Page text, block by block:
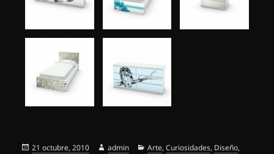
Publicado
21 octubre, 2010 Autor
admin Categorías
Arte,Curiosidades, Diseño,